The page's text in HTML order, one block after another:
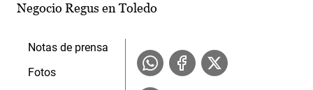
Negocio Regus en Toledo
Notas de prensa
Fotos